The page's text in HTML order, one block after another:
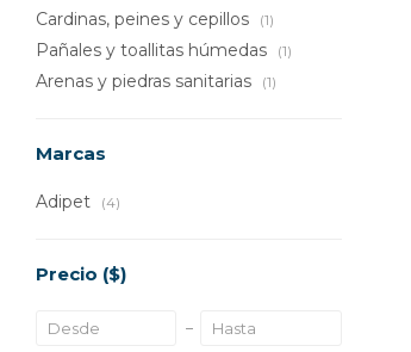
Cardinas, peines y cepillos (1)
Pañales y toallitas húmedas (1)
Arenas y piedras sanitarias (1)
Marcas
Adipet (4)
Precio ($)